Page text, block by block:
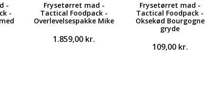
-
-
Frysetørret mad -
Tactical Foodpack -
Overlevelsespakke Mike
1.859,00 kr.
Frysetørret mad -
Tactical Foodpack -
Oksekød Bourgogne
gryde
109,00 kr.